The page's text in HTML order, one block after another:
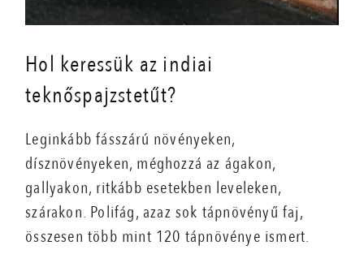
Hol keressük az indiai
teknőspajzstetűt?
Leginkább fásszárú növényeken,
dísznövényeken, méghozzá az ágakon,
gallyakon, ritkább esetekben leveleken,
szárakon. Polifág, azaz sok tápnövényű faj,
összesen több mint 120 tápnövénye ismert.